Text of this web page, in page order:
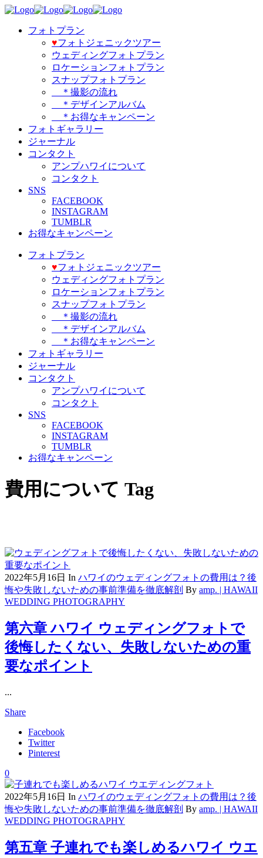
フォトプラン
♥️フォトジェニックツアー
ウェディングフォトプラン
ロケーションフォトプラン
スナップフォトプラン
＊撮影の流れ
＊デザインアルバム
＊お得なキャンペーン
フォトギャラリー
ジャーナル
コンタクト
アンプハワイについて
コンタクト
SNS
FACEBOOK
INSTAGRAM
TUMBLR
お得なキャンペーン
フォトプラン
♥️フォトジェニックツアー
ウェディングフォトプラン
ロケーションフォトプラン
スナップフォトプラン
＊撮影の流れ
＊デザインアルバム
＊お得なキャンペーン
フォトギャラリー
ジャーナル
コンタクト
アンプハワイについて
コンタクト
SNS
FACEBOOK
INSTAGRAM
TUMBLR
お得なキャンペーン
費用について Tag
2022年5月16日 In ハワイのウェディングフォトの費用は？後
悔や失敗しないための事前準備を徹底解剖 By amp. | HAWAII
WEDDING PHOTOGRAPHY
第六章 ハワイ ウェディングフォトで
後悔したくない、失敗しないための重
要なポイント
...
Share
Facebook
Twitter
Pinterest
0
2022年5月16日 In ハワイのウェディングフォトの費用は？後
悔や失敗しないための事前準備を徹底解剖 By amp. | HAWAII
WEDDING PHOTOGRAPHY
第五章 子連れでも楽しめるハワイ ウエ